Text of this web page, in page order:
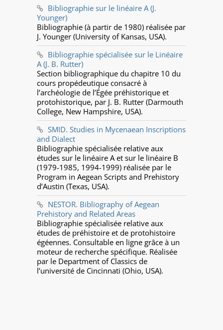
Bibliographie sur le linéaire A (J.
Younger)
Bibliographie (à partir de 1980) réalisée par
J. Younger (University of Kansas, USA).
Bibliographie spécialisée sur le Linéaire
A (J. B. Rutter)
Section bibliographique du chapitre 10 du
cours propédeutique consacré à
l’archéologie de l’Égée préhistorique et
protohistorique, par J. B. Rutter (Darmouth
College, New Hampshire, USA).
SMID. Studies in Mycenaean Inscriptions
and Dialect
Bibliographie spécialisée relative aux
études sur le linéaire A et sur le linéaire B
(1979-1985, 1994-1999) réalisée par le
Program in Aegean Scripts and Prehistory
d’Austin (Texas, USA).
NESTOR. Bibliography of Aegean
Prehistory and Related Areas
Bibliographie spécialisée relative aux
études de préhistoire et de protohistoire
égéennes. Consultable en ligne grâce à un
moteur de recherche spécifique. Réalisée
par le Department of Classics de
l’université de Cincinnati (Ohio, USA).